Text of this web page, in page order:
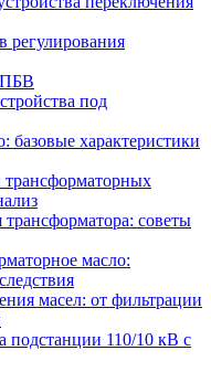
регулирования
ПБВ
под
базовые характеристики
советы
масло:
масел: от фильтрации
подстанции 110/10 кВ с